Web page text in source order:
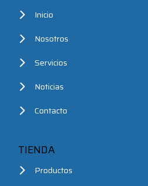
Inicio
Nosotros
Servicios
Noticias
Contacto
TIENDA
Productos